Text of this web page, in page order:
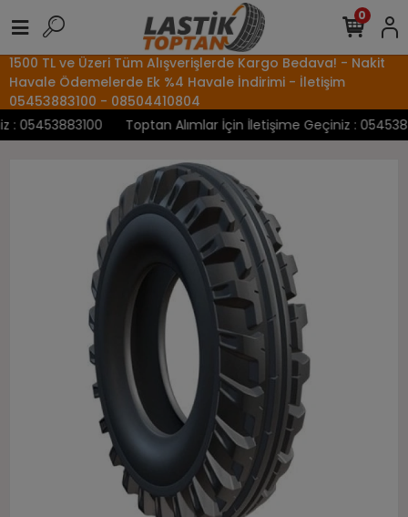
1500 TL ve Üzeri Tüm Alışverişlerde Kargo Bedava! - Nakit
Havale Ödemelerde Ek %4 Havale İndirimi - İletişim
05453883100 - 08504410804
Toptan Alımlar İçin İletişime Geçiniz :
0